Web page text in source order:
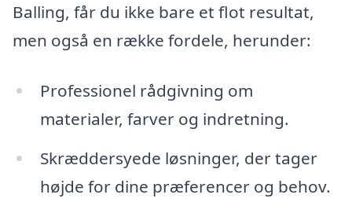
Balling, får du ikke bare et flot resultat,
men også en række fordele, herunder:
Professionel rådgivning om
materialer, farver og indretning.
Skræddersyede løsninger, der tager
højde for dine præferencer og behov.